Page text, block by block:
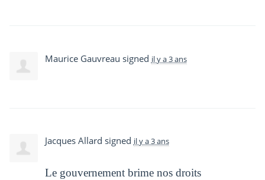
Maurice Gauvreau signed il y a 3 ans
Jacques Allard signed il y a 3 ans
Le gouvernement brime nos droits